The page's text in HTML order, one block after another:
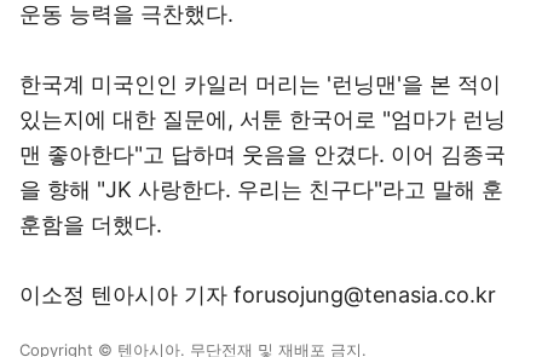
운동 능력을 극찬했다.
한국계 미국인인 카일러 머리는 '런닝맨'을 본 적이
있는지에 대한 질문에, 서툰 한국어로 "엄마가 런닝
맨 좋아한다"고 답하며 웃음을 안겼다. 이어 김종국
을 향해 "JK 사랑한다. 우리는 친구다"라고 말해 훈
훈함을 더했다.
이소정 텐아시아 기자 forusojung@tenasia.co.kr
Copyright © 텐아시아. 무단전재 및 재배포 금지.